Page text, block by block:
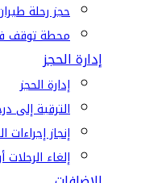
حجز رحلة
محطة توقف
إدارة الحجز
إدارة الحجز
الترقية إلى
إنجاز إجراءات
إلغاء